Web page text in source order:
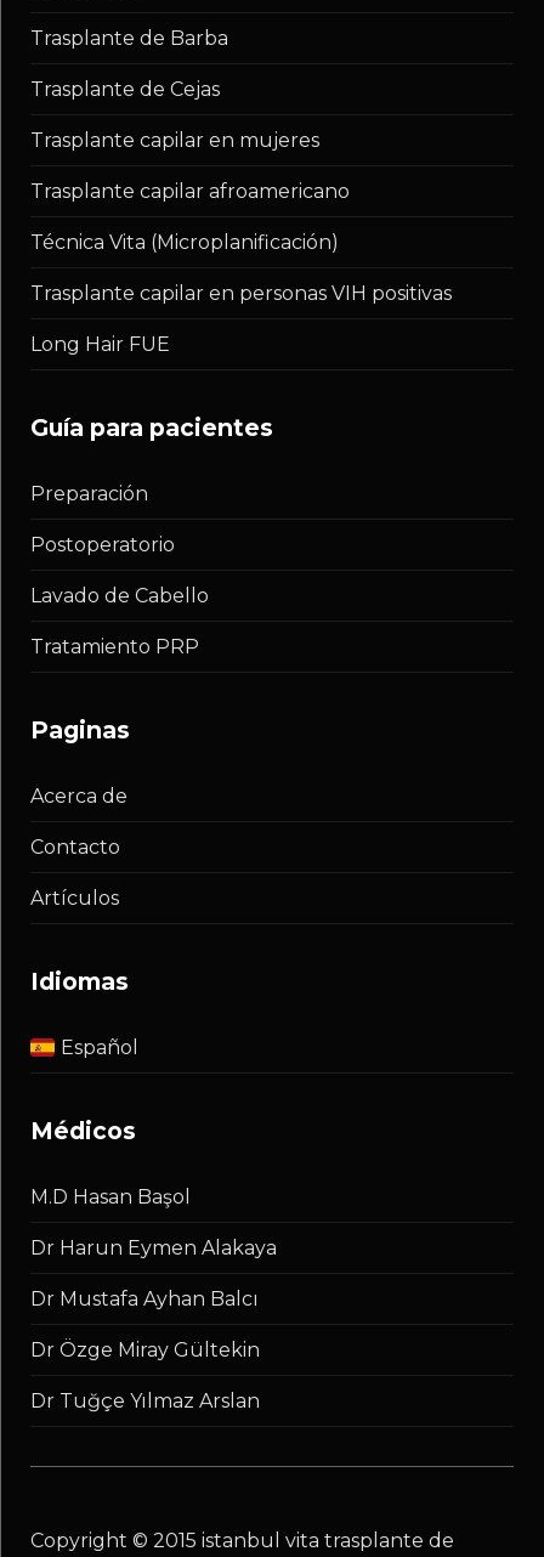
Trasplante de Barba
Trasplante de Cejas
Trasplante capilar en mujeres
Trasplante capilar afroamericano
Técnica Vita (Microplanificación)
Trasplante capilar en personas VIH positivas
Long Hair FUE
guía para pacientes
Preparación
Postoperatorio
Lavado de Cabello
Tratamiento PRP
paginas
Acerca de
Contacto
Artículos
idiomas
Español
médicos
M.D Hasan Başol
Dr Harun Eymen Alakaya
Dr Mustafa Ayhan Balcı
Dr Özge Miray Gültekin
Dr Tuğçe Yılmaz Arslan
copyright © 2015 istanbul vita trasplante de